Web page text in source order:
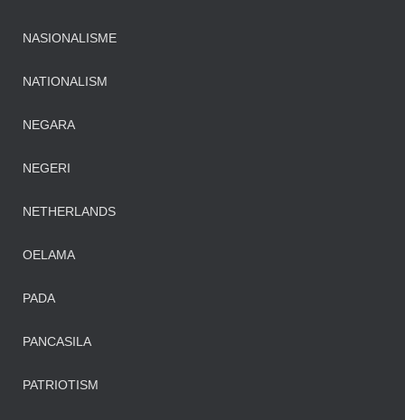
NASIONALISME
NATIONALISM
NEGARA
NEGERI
NETHERLANDS
OELAMA
PADA
PANCASILA
PATRIOTISM